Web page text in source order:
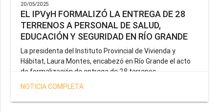
20/05/2025
EL IPVyH FORMALIZÓ LA ENTREGA DE 28
TERRENOS A PERSONAL DE SALUD,
EDUCACIÓN Y SEGURIDAD EN RÍO GRANDE
La presidenta del Instituto Provincial de Vivienda y
Hábitat, Laura Montes, encabezó en Río Grande el acto
de formalización de entrega de 28 terrenos
correspondientes a la operatoria especial anunciada por
el Gobernador Gustavo Melella, la cual tiene como
objetivo brindar una solución habitacional a docentes,
NOTICIA COMPLETA